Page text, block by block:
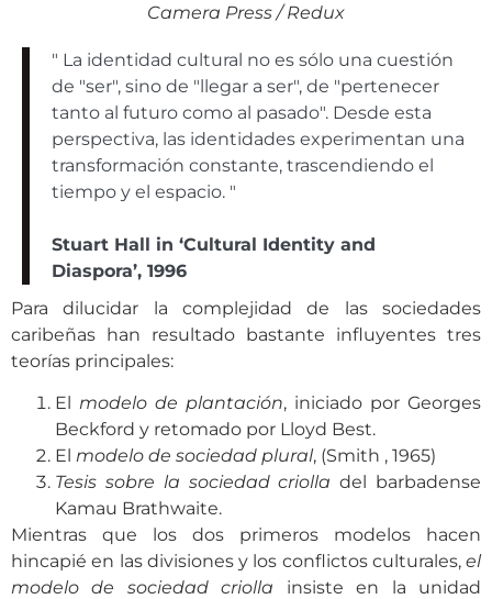
Camera Press / Redux
" La identidad cultural no es sólo una cuestión
de "ser", sino de "llegar a ser", de "pertenecer
tanto al futuro como al pasado". Desde esta
perspectiva, las identidades experimentan una
transformación constante, trascendiendo el
tiempo y el espacio. "
Stuart Hall in ‘Cultural Identity and
Diaspora’, 1996
Para dilucidar la complejidad de las sociedades
caribeñas han resultado bastante influyentes tres
teorías principales:
El modelo de plantación, iniciado por Georges
Beckford y retomado por Lloyd Best.
El modelo de sociedad plural, (Smith , 1965)
Tesis sobre la sociedad criolla del barbadense
Kamau Brathwaite.
Mientras que los dos primeros modelos hacen
hincapié en las divisiones y los conflictos culturales, el
modelo de sociedad criolla insiste en la unidad